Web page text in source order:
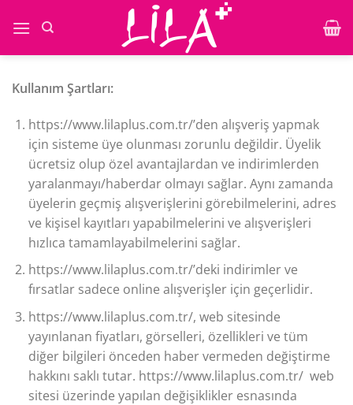
atla
Kullanım Şartları:
https://www.lilaplus.com.tr/’den alışveriş yapmak
için sisteme üye olunması zorunlu değildir. Üyelik
ücretsiz olup özel avantajlardan ve indirimlerden
yaralanmayı/haberdar olmayı sağlar. Aynı zamanda
üyelerin geçmiş alışverişlerini görebilmelerini, adres
ve kişisel kayıtları yapabilmelerini ve alışverişleri
hızlıca tamamlayabilmelerini sağlar.
https://www.lilaplus.com.tr/’deki indirimler ve
fırsatlar sadece online alışverişler için geçerlidir.
https://www.lilaplus.com.tr/, web sitesinde
yayınlanan fiyatları, görselleri, özellikleri ve tüm
diğer bilgileri önceden haber vermeden değiştirme
hakkını saklı tutar. https://www.lilaplus.com.tr/ web
sitesi üzerinde yapılan değişiklikler esnasında